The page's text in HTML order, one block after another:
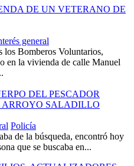
DE UN VETERANO DE
general
los Bomberos Voluntarios,
en la vivienda de calle Manuel
DEL PESCADOR
ARROYO SALADILLO
Policía
de la búsqueda, encontró hoy
que se buscaba en...